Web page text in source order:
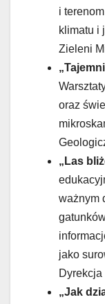
i
klimatu i
Zieleni
oraz
„Las
ważnym
jako
„Jak